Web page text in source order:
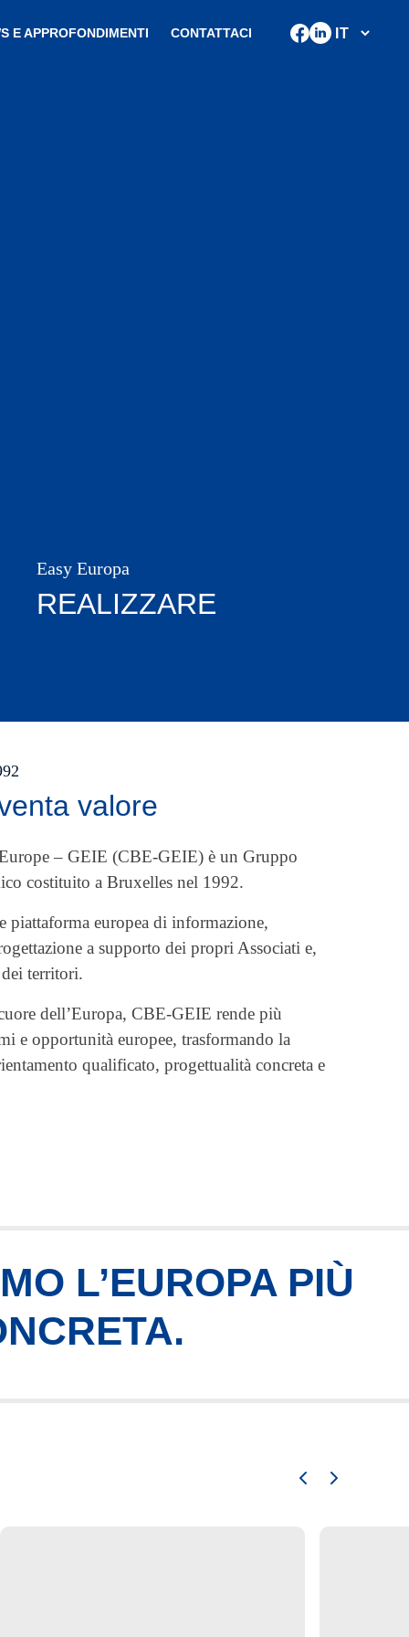
E APPROFONDIMENTI CONTATTACI
Easy Europa
REALIZZARE
valore
– GEIE (CBE-GEIE) è un Gruppo
costituito a Bruxelles nel 1992.
piattaforma europea di informazione,
a supporto dei propri Associati e,
territori.
dell’Europa, CBE-GEIE rende più
e opportunità europee, trasformando la
qualificato, progettualità concreta e
L’EUROPA PIÙ